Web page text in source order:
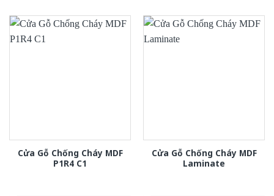
Cửa Gỗ Chống Cháy MDF
P1R4 C1
Cửa Gỗ Chống Cháy MDF
Laminate